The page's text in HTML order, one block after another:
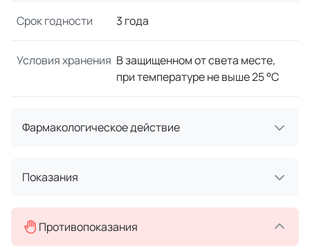
Срок годности 3 года
Условия хранения В защищенном от света месте,
при температуре не выше 25 °C
Фармакологическое действие
Показания
Противопоказания